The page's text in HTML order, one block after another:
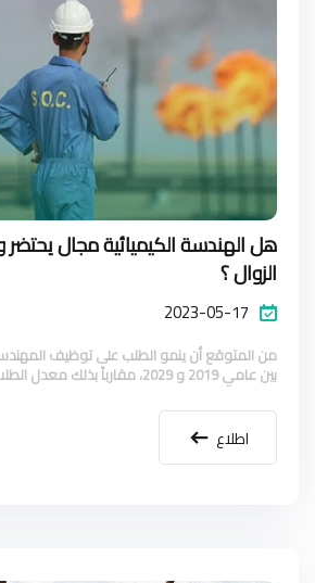
هل الهندسة الكيميائية مجال
الزوال ؟
2023-05-17
بين عامي 2019 و 2029، مقارباً بذلك معدل الطلب على بقية التخصصات.
اطلاع